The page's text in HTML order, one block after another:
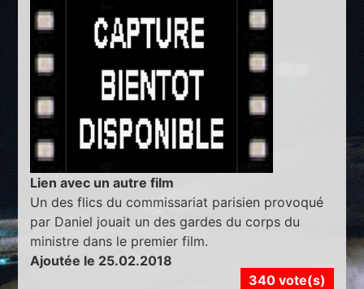
Lien avec un autre film
Un des flics du commissariat parisien provoqué
par Daniel jouait un des gardes du corps du
ministre dans le premier film.
Ajoutée le 25.02.2018
340 vote(s)